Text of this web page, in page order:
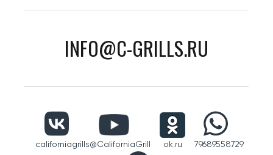
INFO@C-GRILLS.RU
californiagrills@CaliforniaGrill ok.ru 79689558729